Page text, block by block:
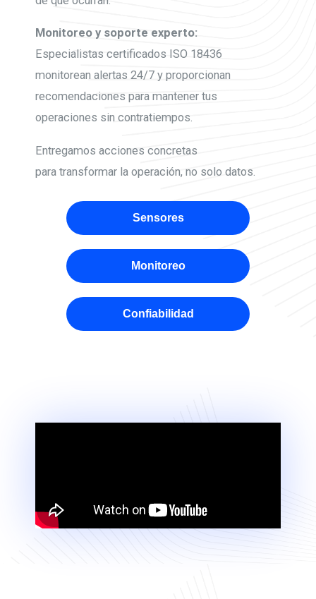
Monitoreo y soporte experto:
Especialistas certificados ISO 18436
monitorean alertas 24/7 y proporcionan
recomendaciones para mantener tus
operaciones sin contratiempos.
Entregamos acciones concretas
para transformar la operación, no solo datos.
Sensores
Monitoreo
Confiabilidad